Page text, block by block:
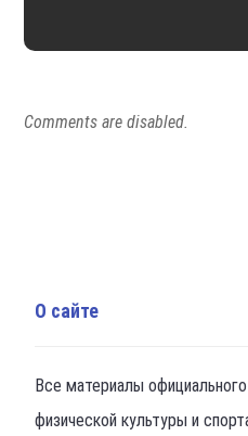
Comments are disabled.
О сайте
Все материалы
физической культуры и